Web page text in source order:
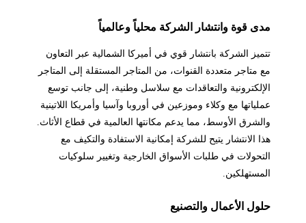
مدى قوة وانتشار الشركة محلياً وعالمياً
تتميز الشركة بانتشار قوي في أميركا الشمالية عبر التعاون
مع متاجر متعددة القنوات، من المتاجر المستقلة إلى المتاجر
الإلكترونية والتعاقدات مع سلاسل وطنية، إلى جانب توسع
عملياتها مع وكلاء وموزعين في أوروبا وآسيا وأمريكا اللاتينية
والشرق الأوسط، مما يدعم مكانتها العالمية في قطاع الأثاث.
هذا الانتشار يتيح للشركة إمكانية الاستفادة والتكيف مع
التحولات في طلبات الأسواق الخارجية وتغيير سلوكيات
المستهلكين.
حلول الأعمال والتصنيع